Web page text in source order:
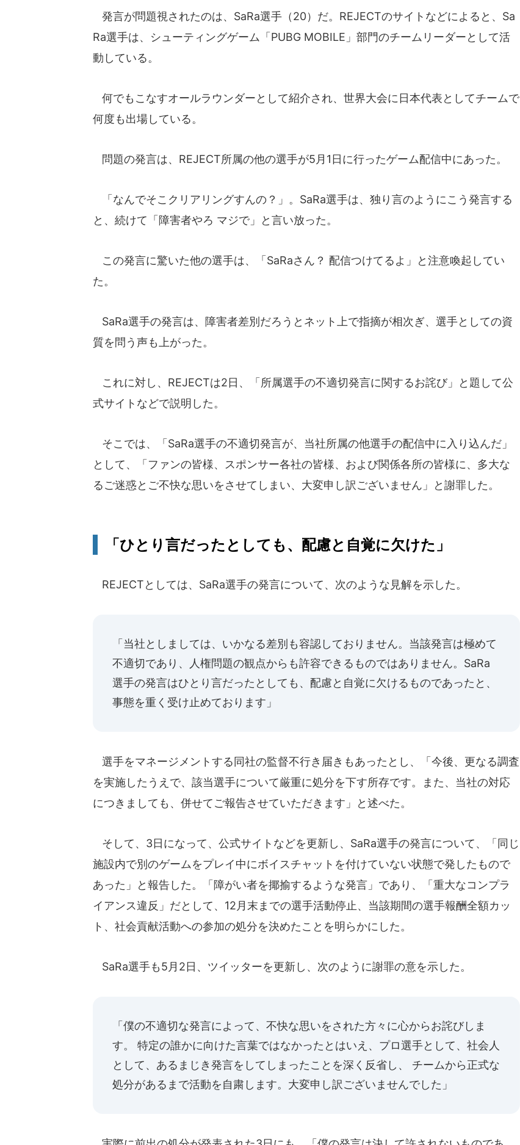
発言が問題視されたのは、SaRa選手（20）だ。REJECTのサイトなどによると、Sa
Ra選手は、シューティングゲーム「PUBG MOBILE」部門のチームリーダーとして活
動している。
何でもこなすオールラウンダーとして紹介され、世界大会に日本代表としてチームで
何度も出場している。
問題の発言は、REJECT所属の他の選手が5月1日に行ったゲーム配信中にあった。
「なんでそこクリアリングすんの？」。SaRa選手は、独り言のようにこう発言する
と、続けて「障害者やろ マジで」と言い放った。
この発言に驚いた他の選手は、「SaRaさん？ 配信つけてるよ」と注意喚起してい
た。
SaRa選手の発言は、障害者差別だろうとネット上で指摘が相次ぎ、選手としての資
質を問う声も上がった。
これに対し、REJECTは2日、「所属選手の不適切発言に関するお詫び」と題して公
式サイトなどで説明した。
そこでは、「SaRa選手の不適切発言が、当社所属の他選手の配信中に入り込んだ」
として、「ファンの皆様、スポンサー各社の皆様、および関係各所の皆様に、多大な
るご迷惑とご不快な思いをさせてしまい、大変申し訳ございません」と謝罪した。
「ひとり言だったとしても、配慮と自覚に欠けた」
REJECTとしては、SaRa選手の発言について、次のような見解を示した。
「当社としましては、いかなる差別も容認しておりません。当該発言は極めて
不適切であり、人権問題の観点からも許容できるものではありません。SaRa
選手の発言はひとり言だったとしても、配慮と自覚に欠けるものであったと、
事態を重く受け止めております」
選手をマネージメントする同社の監督不行き届きもあったとし、「今後、更なる調査
を実施したうえで、該当選手について厳重に処分を下す所存です。また、当社の対応
につきましても、併せてご報告させていただきます」と述べた。
そして、3日になって、公式サイトなどを更新し、SaRa選手の発言について、「同じ
施設内で別のゲームをプレイ中にボイスチャットを付けていない状態で発したもので
あった」と報告した。「障がい者を揶揄するような発言」であり、「重大なコンプラ
イアンス違反」だとして、12月末までの選手活動停止、当該期間の選手報酬全額カッ
ト、社会貢献活動への参加の処分を決めたことを明らかにした。
SaRa選手も5月2日、ツイッターを更新し、次のように謝罪の意を示した。
「僕の不適切な発言によって、不快な思いをされた方々に心からお詫びしま
す。 特定の誰かに向けた言葉ではなかったとはいえ、プロ選手として、社会人
として、あるまじき発言をしてしまったことを深く反省し、 チームから正式な
処分があるまで活動を自粛します。大変申し訳ございませんでした」